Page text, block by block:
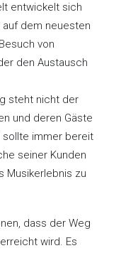
entwickelt sich
dem neuesten
von
den Austausch
steht nicht der
und deren Gäste
sollte immer bereit
seiner Kunden
Musikerlebnis zu
dass der Weg
wird. Es